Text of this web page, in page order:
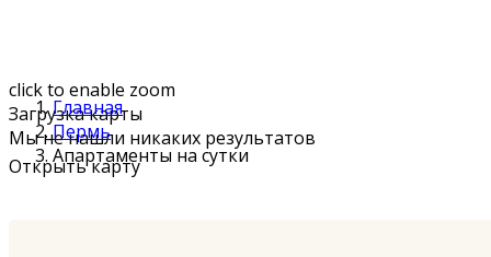
click to enable zoom
Загрузка карты
Мы не нашли никаких результатов
Открыть карту
Главная
Пермь
Апартаменты на сутки